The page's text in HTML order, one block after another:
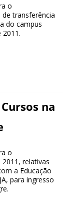
o
transferência
do campus
2011.
na
o
relativas
a Educação
para ingresso